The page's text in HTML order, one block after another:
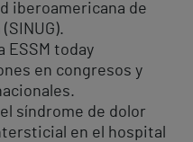
iberoamericana de
ESSM today
en congresos y
síndrome de dolor
en el hospital